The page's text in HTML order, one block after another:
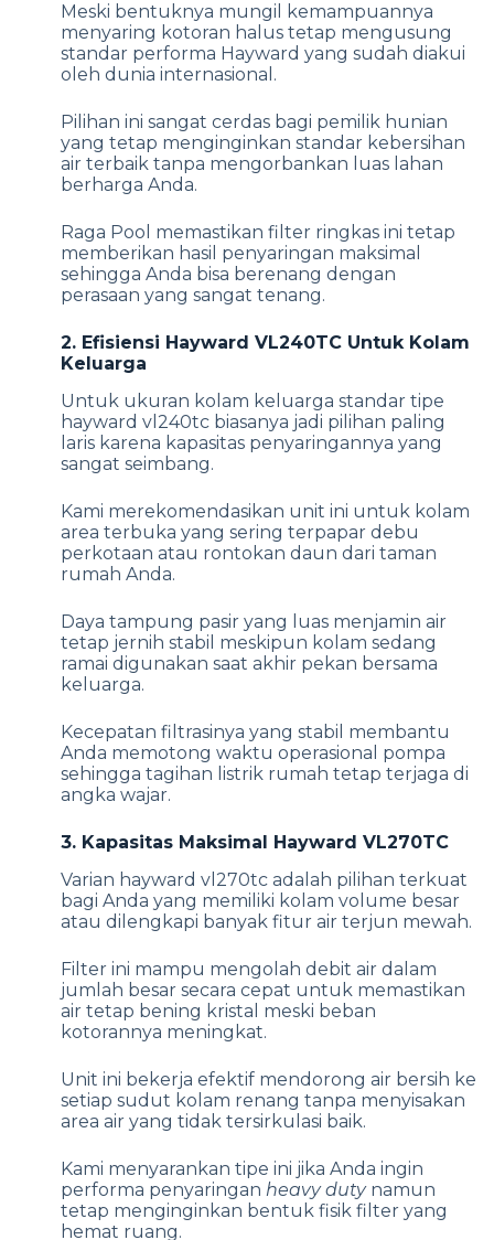
Meski bentuknya mungil kemampuannya
menyaring kotoran halus tetap mengusung
standar performa Hayward yang sudah diakui
oleh dunia internasional.
Pilihan ini sangat cerdas bagi pemilik hunian
yang tetap menginginkan standar kebersihan
air terbaik tanpa mengorbankan luas lahan
berharga Anda.
Raga Pool memastikan filter ringkas ini tetap
memberikan hasil penyaringan maksimal
sehingga Anda bisa berenang dengan
perasaan yang sangat tenang.
2. Efisiensi Hayward VL240TC Untuk Kolam
Keluarga
Untuk ukuran kolam keluarga standar tipe
hayward vl240tc biasanya jadi pilihan paling
laris karena kapasitas penyaringannya yang
sangat seimbang.
Kami merekomendasikan unit ini untuk kolam
area terbuka yang sering terpapar debu
perkotaan atau rontokan daun dari taman
rumah Anda.
Daya tampung pasir yang luas menjamin air
tetap jernih stabil meskipun kolam sedang
ramai digunakan saat akhir pekan bersama
keluarga.
Kecepatan filtrasinya yang stabil membantu
Anda memotong waktu operasional pompa
sehingga tagihan listrik rumah tetap terjaga di
angka wajar.
3. Kapasitas Maksimal Hayward VL270TC
Varian hayward vl270tc adalah pilihan terkuat
bagi Anda yang memiliki kolam volume besar
atau dilengkapi banyak fitur air terjun mewah.
Filter ini mampu mengolah debit air dalam
jumlah besar secara cepat untuk memastikan
air tetap bening kristal meski beban
kotorannya meningkat.
Unit ini bekerja efektif mendorong air bersih ke
setiap sudut kolam renang tanpa menyisakan
area air yang tidak tersirkulasi baik.
Kami menyarankan tipe ini jika Anda ingin
performa penyaringan heavy dutynamun
tetap menginginkan bentuk fisik filter yang
hemat ruang.